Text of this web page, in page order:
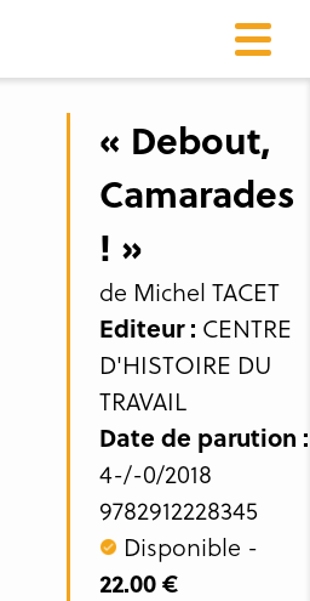
« Debout,
Camarades
! »
de Michel TACET
Editeur : CENTRE
D'HISTOIRE DU
TRAVAIL
Date de parution :
4-/-0/2018
9782912228345
Disponible -
22.00 €